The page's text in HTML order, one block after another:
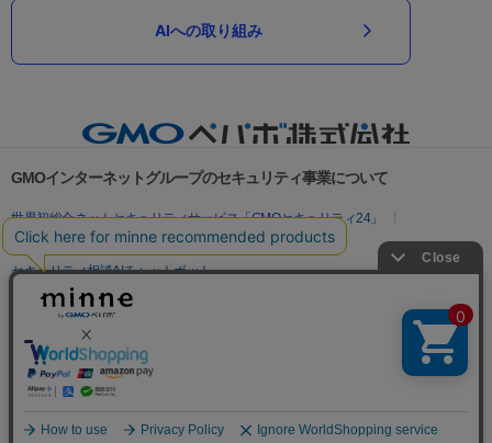
AIへの取り組み
GMOインターネットグループのセキュリティ事業について
世界初総合ネットセキュリティサービス「GMOセキュリティ24」
パスワード漏洩診断
Webサイトリスク診断
セキュリティ相談AIチャットボット
実在証明・盗聴対策
サイバー攻撃対策（GMO Flatt Security）
セキュリティ事業の軌跡